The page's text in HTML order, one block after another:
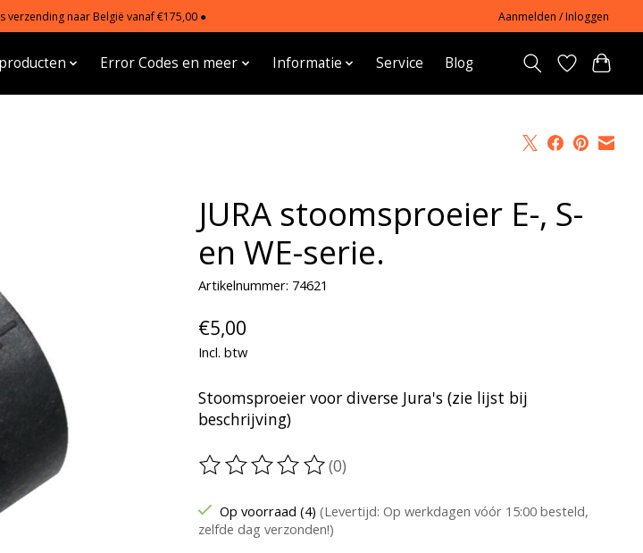
naar België vanaf €175,00 ● Aanmelden / Inloggen
Error Codes en meer Informatie Service Blog
JURA stoomsproeier E-, S-
en WE-serie.
Artikelnummer: 74621
€5,00
Incl. btw
Stoomsproeier voor diverse Jura's (zie lijst bij
beschrijving)
De beoordeling van dit product is
(0)
Op voorraad (4) (Levertijd: Op werkdagen vóór 15:00 besteld,
zelfde dag verzonden!)